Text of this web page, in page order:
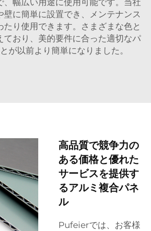
壁に簡単に設置でき、メンテナンス
たり使用できます。さまざまな色と
ており、美的要件に合った適切なパ
が以前より簡単になりました。
高品質で競争力の
ある価格と優れた
サービスを提供す
るアルミ複合パネ
ル
Pufeierでは、お客様